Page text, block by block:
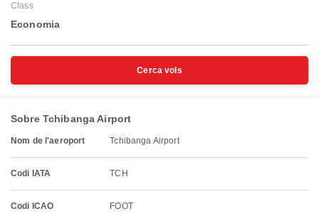
Class
Economia
Cerca vols
Sobre Tchibanga Airport
Nom de l'aeroport Tchibanga Airport
Codi IATA TCH
Codi ICAO FOOT